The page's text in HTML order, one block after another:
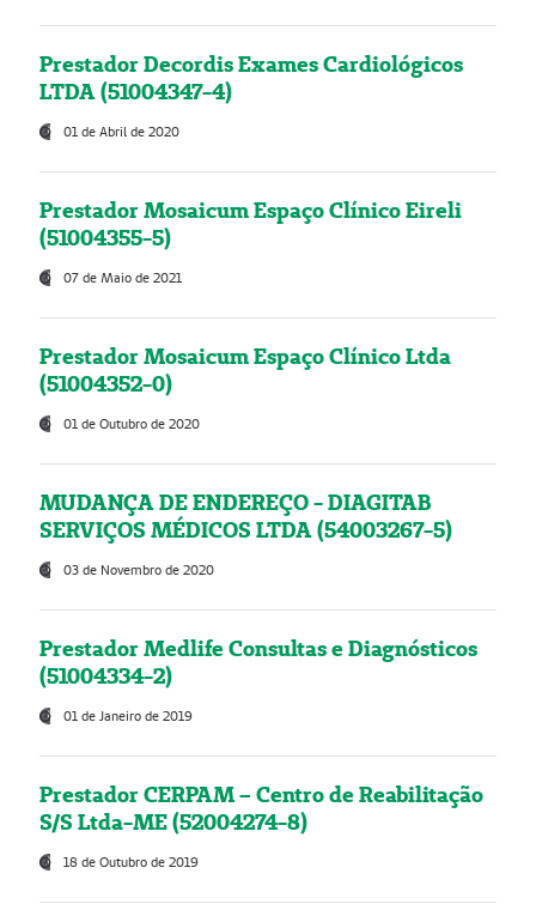
Prestador Decordis Exames Cardiológicos
LTDA (51004347-4)
01 de Abril de 2020
Prestador Mosaicum Espaço Clínico Eireli
(51004355-5)
07 de Maio de 2021
Prestador Mosaicum Espaço Clínico Ltda
(51004352-0)
01 de Outubro de 2020
MUDANÇA DE ENDEREÇO - DIAGITAB
SERVIÇOS MÉDICOS LTDA (54003267-5)
03 de Novembro de 2020
Prestador Medlife Consultas e Diagnósticos
(51004334-2)
01 de Janeiro de 2019
Prestador CERPAM – Centro de Reabilitação
S/S Ltda-ME (52004274-8)
18 de Outubro de 2019